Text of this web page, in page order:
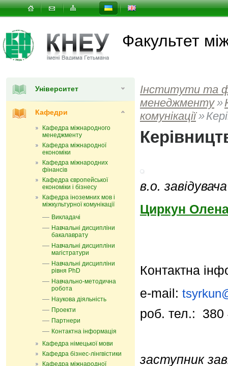
Факультет
Університет
Кафедри
Кафедра міжнародного
менеджменту
Кафедра міжнародної
економіки
Кафедра міжнародних
фінансів
Кафедра європейської
економіки і бізнесу
Кафедра іноземних мов і
міжкультурної комунікації
Викладачі
Навчальні дисципліни
бакалаврату
Навчальні дисципліни
магістратури
Навчальні дисципліни
рівня PhD
Навчально-методична
робота
Наукова діяльність
Проекти
Партнери
Контактна інформація
Кафедра німецької мови
Кафедра бізнес-лінгвістики
Кафедра міжнародної
Інститути та
менеджменту »
комунікації »
в.о.
Циркун Олена
Контактна
e-mail:
роб. тел.: 380
заступник